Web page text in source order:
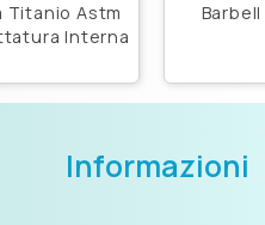
Titanio Astm
Interna
Informazioni